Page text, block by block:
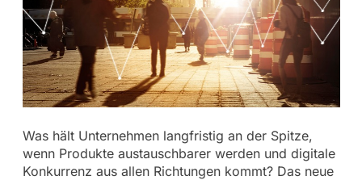
Was hält Unternehmen langfristig an der Spitze,
wenn Produkte austauschbarer werden und digitale
Konkurrenz aus allen Richtungen kommt? Das neue